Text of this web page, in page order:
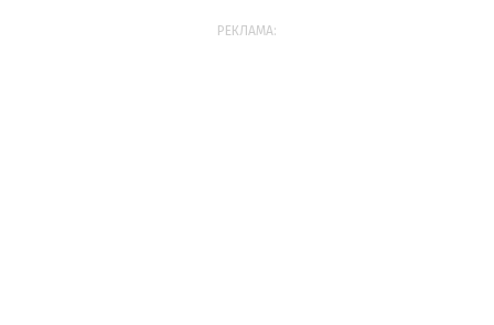
РЕКЛАМА: